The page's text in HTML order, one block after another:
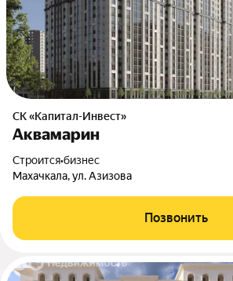
СК «Капитал-Инвест»
Аквамарин
Строится•бизнес
Махачкала, ул. Азизова
Позвонить